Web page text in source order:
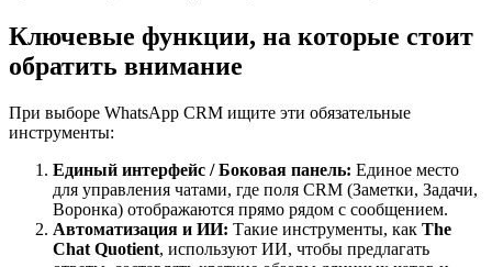
Ключевые функции, на которые стоит
обратить внимание
При выборе WhatsApp CRM ищите эти обязательные
инструменты:
Единый интерфейс / Боковая панель: Единое место
для управления чатами, где поля CRM (Заметки, Задачи,
Воронка) отображаются прямо рядом с сообщением.
Автоматизация и ИИ: Такие инструменты, как The
Chat Quotient, используют ИИ, чтобы предлагать